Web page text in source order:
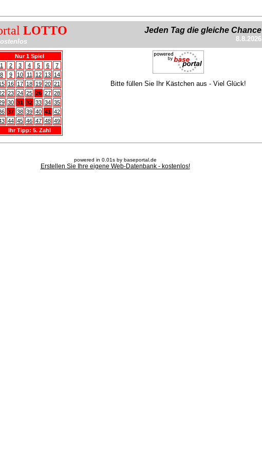
LOTTO Jeden Tag die gleiche Chance
8.8.2026
Nur 1 Spiel
1
2 3 4 5 6
7
8
9 10 11 12 13 14
16 17 18 19 20 21
23 24 25 26 27 28
30 31 32 33 34 35
37 38 39 40 41 42
44 45 46 47 48 49
Ihr Tipp: 5. Zahl
Bitte füllen Sie Ihr Kästchen aus - Viel Glück!
powered in 0.01s by baseportal.de
Erstellen Sie Ihre eigene Web-Datenbank - kostenlos!